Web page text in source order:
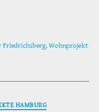
Friedrichsberg,Wohnprojekt
HAMBURG